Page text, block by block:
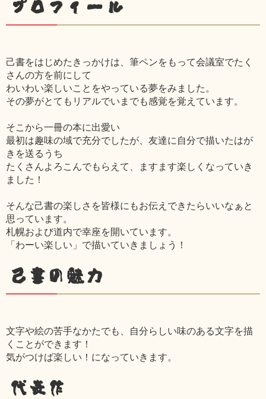
プロフィール
己書をはじめたきっかけは、筆ペンをもって会議室でたく
さんの方を前にして
わいわい楽しいことをやっている夢をみました。
その夢がとてもリアルでいまでも感覚を覚えています。
そこから一冊の本に出愛い
最初は趣味の域で充分でしたが、友達に自分で描いたはが
きを送るうち
たくさんよろこんでもらえて、ますます楽しくなっていき
ました！
そんな己書の楽しさを皆様にもお伝えできたらいいなぁと
思っています。
札幌および道内で幸座を開いています。
「わーい楽しい」で描いていきましょう！
己書の魅力
文字や絵の苦手なかたでも、自分らしい味のある文字を描
くことができます！
気がつけば楽しい！になっていきます。
代表作